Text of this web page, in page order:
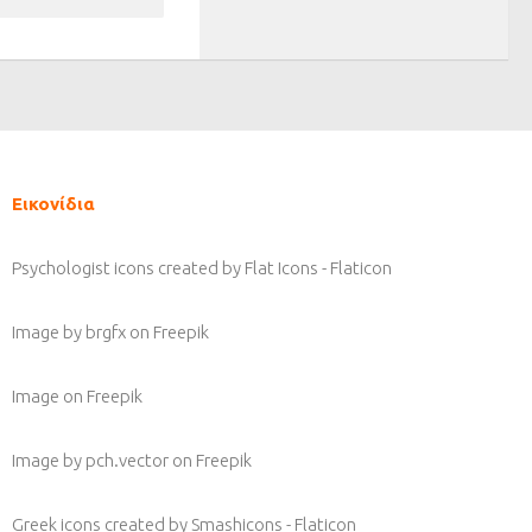
Εικονίδια
Psychologist icons created by Flat Icons - Flaticon
Image by brgfxon Freepik
Image on Freepik
Image by pch.vectoron Freepik
Greek icons created by Smashicons - Flaticon